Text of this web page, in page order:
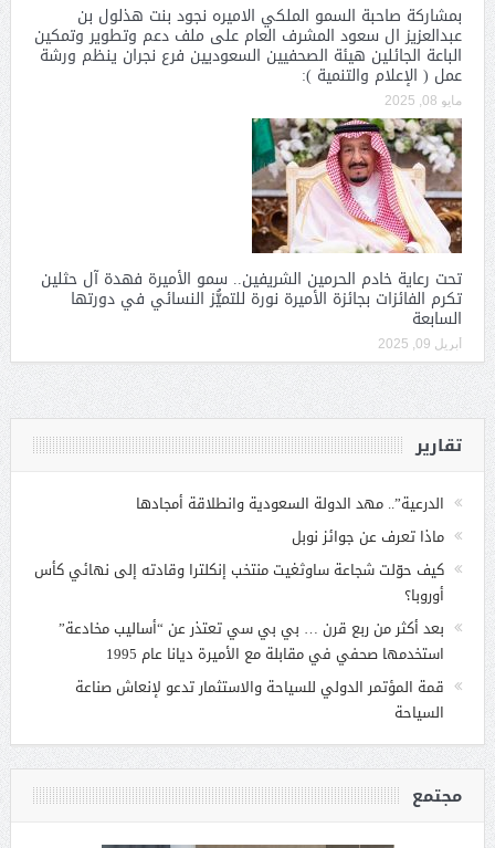
بمشاركة صاحبة السمو الملكي الاميره نجود بنت هذلول بن
عبدالعزيز ال سعود المشرف العام على ملف دعم وتطوير وتمكين
الباعة الجائلين هيئة الصحفيين السعوديين فرع نجران ينظم ورشة
عمل ( الإعلام والتنمية ):
مايو 08, 2025
تحت رعاية خادم الحرمين الشريفين.. سمو الأميرة فهدة آل حثلين
تكرم الفائزات بجائزة الأميرة نورة للتميُّز النسائي في دورتها
السابعة
أبريل 09, 2025
تقارير
الدرعية”.. مهد الدولة السعودية وانطلاقة أمجادها
ماذا تعرف عن جوائز نوبل
كيف حوّلت شجاعة ساوثغيت منتخب إنكلترا وقادته إلى نهائي كأس
أوروبا؟
بعد أكثر من ربع قرن … بي بي سي تعتذر عن “أساليب مخادعة”
استخدمها صحفي في مقابلة مع الأميرة ديانا عام 1995
قمة المؤتمر الدولي للسياحة والاستثمار تدعو لإنعاش صناعة
السياحة
مجتمع